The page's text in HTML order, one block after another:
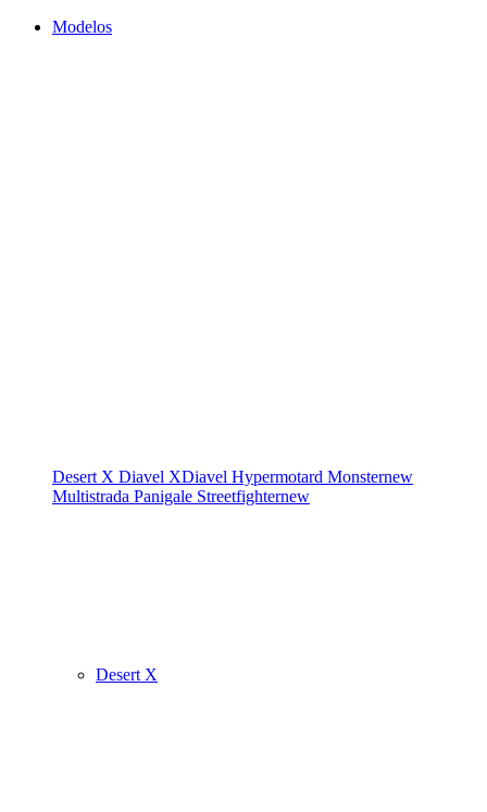
Modelos
Desert X Diavel XDiavel Hypermotard Monsternew
Multistrada Panigale Streetfighternew
Desert X